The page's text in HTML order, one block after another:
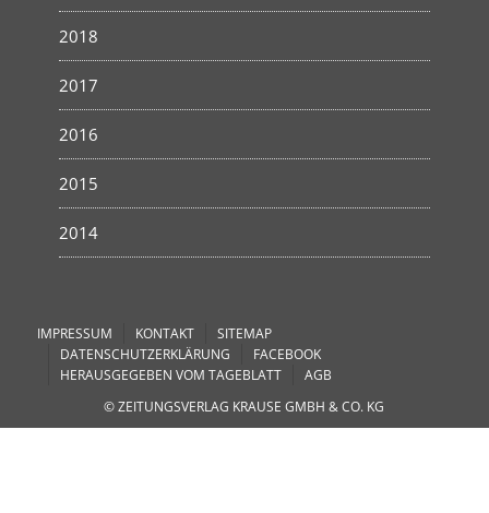
2018
2017
2016
2015
2014
IMPRESSUM KONTAKT
SITEMAP
DATENSCHUTZERKLÄRUNG
FACEBOOK
HERAUSGEGEBEN VOM TAGEBLATT
AGB
© ZEITUNGSVERLAG KRAUSE GMBH & CO. KG